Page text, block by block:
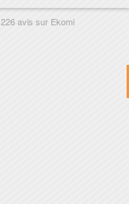
226avis sur Ekomi